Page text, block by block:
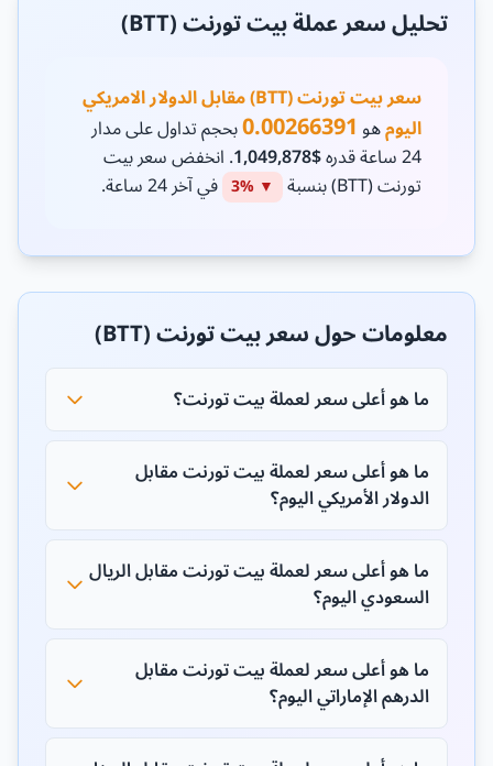
تحليل سعر عملة بيت تورنت (BTT)
سعر بيت تورنت (BTT) مقابل الدولار الامريكي
اليومهو0.00266391بحجم تداول على مدار
24 ساعة قدره $1,049,878 . انخفض سعر بيت
تورنت (BTT) بنسبة ▼ 3% في آخر 24 ساعة.
معلومات حول سعر بيت تورنت (BTT)
ما هو أعلى سعر لعملة بيت تورنت؟
ما هو أعلى سعر لعملة بيت تورنت مقابل
الدولار الأمريكي اليوم؟
ما هو أعلى سعر لعملة بيت تورنت مقابل الريال
السعودي اليوم؟
ما هو أعلى سعر لعملة بيت تورنت مقابل
الدرهم الإماراتي اليوم؟